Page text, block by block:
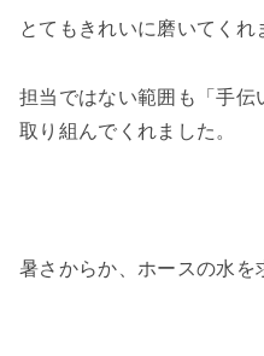
とてもきれいに磨いてくれ
担当ではない範囲も「手伝
取り組んでくれました。
暑さからか、ホースの水を